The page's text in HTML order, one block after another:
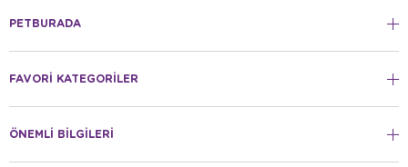
PETBURADA
FAVORİ KATEGORİLER
ÖNEMLİ BİLGİLERİ